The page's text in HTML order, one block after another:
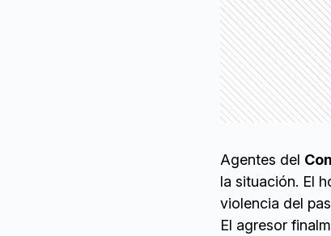
Agentes del
la situación. El
violencia del
El agresor